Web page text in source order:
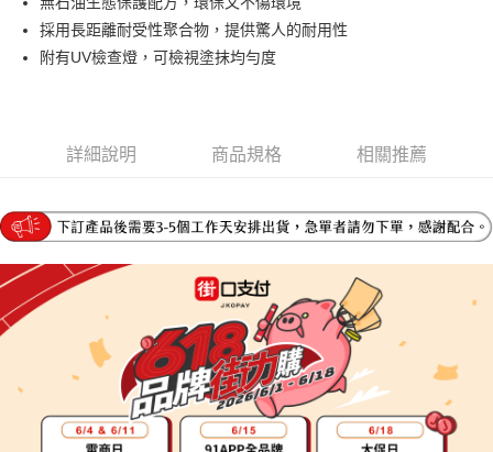
臺灣中小企業銀行
台中商業銀行
匯豐（台灣）商業銀行
華泰商業銀行
聯邦商業銀行
遠東國際商業銀行
台灣樂天信用卡公司
上海商業儲蓄銀行
台北富邦商業銀行
國泰世華商業銀行
兆豐國際商業銀行
臺灣中小企業銀行
台中商業銀行
玉山商業銀行
星展（台灣）商業銀行
Apple Pay
街口支付
大哥付你分期
相關說明
【大哥付你分期使用說明】
1.本服務由台灣大哥大提供，台灣大哥大用戶可立即使用無須另外申請。
2.付款方式選擇「大哥付你分期」，訂單成立後會自動跳轉到大哥付的交易
流程，驗證手機門號後，選擇欲分期的期數、繳款截止日，確認付款後即完
3.實際核准額度、可分期數及費用金額請依後續交易確認頁面所載為準。
4.訂單成立30分鐘內，如未前往確認交易或遇審核未通過，訂單將自動取
消。如遇「轉專審核」未通過狀況，表示未達大哥付你分期系統評分，恕無
法說明評估內容。
【繳款方式說明】
AFTEE先享後付
相關說明
【關於「AFTEE先享後付」】
AFTEE先享後付是「在收到商品之後才付款」的支付方式。 讓您購物簡單
便利好安心！
１．簡單：不需註冊會員、不需綁卡、不需儲值。
２．便利：只要手機號碼，簡訊認證，即可結帳。
３．安心：先確認商品／服務後，再付款。
採用長距離耐受性聚合物，提供驚人的耐用性
附有UV檢查燈，可檢視塗抹均勻度
詳細說明 商品規格 相關推薦